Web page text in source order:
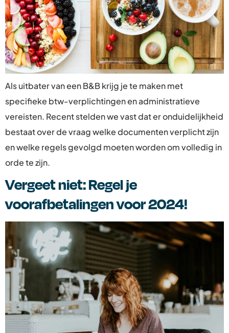
Als uitbater van een B&B krijg je te maken met
specifieke btw-verplichtingen en administratieve
vereisten. Recent stelden we vast dat er onduidelijkheid
bestaat over de vraag welke documenten verplicht zijn
en welke regels gevolgd moeten worden om volledig in
orde te zijn.
Vergeet niet: Regel je
voorafbetalingen voor 2024!